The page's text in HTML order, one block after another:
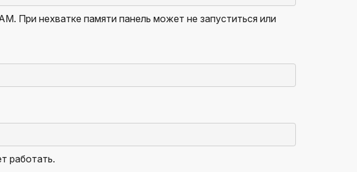
При нехватке памяти панель может не запуститься или
работать.